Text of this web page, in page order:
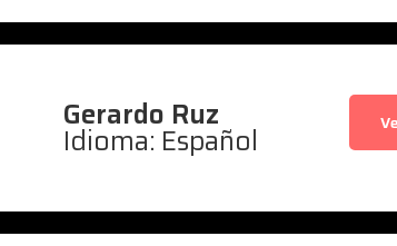
Gerardo Ruz
Idioma: Español